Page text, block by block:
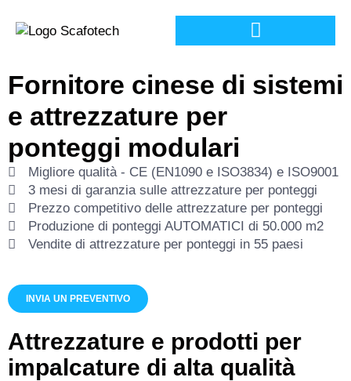
Fornitore cinese di sistemi
e attrezzature per
ponteggi modulari
Migliore qualità - CE (EN1090 e ISO3834) e ISO9001
3 mesi di garanzia sulle attrezzature per ponteggi
Prezzo competitivo delle attrezzature per ponteggi
Produzione di ponteggi AUTOMATICI di 50.000 m2
Vendite di attrezzature per ponteggi in 55 paesi
INVIA UN PREVENTIVO
Attrezzature e prodotti per
impalcature di alta qualità